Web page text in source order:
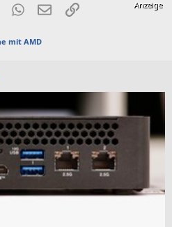
WhatsApp
E-MailLink
mit AMD